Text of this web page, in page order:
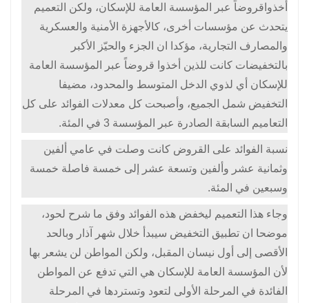
أخذوا قروضاً عبر المؤسسة العامة للإسكان، ولكن التعميم
يتحدث عن مؤسسات أخرى، كالأجهزة الأمنية والعسكرية
والمصارف التجارية، مؤكدا ان الجزء والحيّز الأكبر
بالتخفيضات كانت للذين أخذوا قروضاً عبر المؤسسة العامة
للإسكان أي لذوي الدخل المتوسط والمحدود، مضيفا
التخفيض شمل الجميع، وأصبحت كل معدلات الفوائد على كل
التعاميم السابقة الصادرة عبر المؤسسة 3 في المئة.
نسبة الفوائد على القروض كانت وصلت في عامي ألفين
وثمانية عشر وألفين وتسعة عشر إلى خمسة فاصلة خمسة
وسبعين في المئة.
وجاء هذا التعميم ليخفض هذه الفوائد وفق ما شرح لحود،
موضحا ان تطبيق التخفيض سيبدأ خلال شهر آذار وبالحد
الأقصى إلى أول نيسان المقبل، ولكن المواطن لن يشعر بها
لأن المؤسسة العامة للإسكان هي التي تدفع عن المواطن
الفائدة في المرحلة الأولى لتعود وتستردها في المرحلة